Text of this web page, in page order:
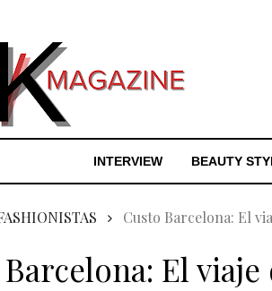
INTERVIEW BEAUTY
Custo Barcelona: El
El